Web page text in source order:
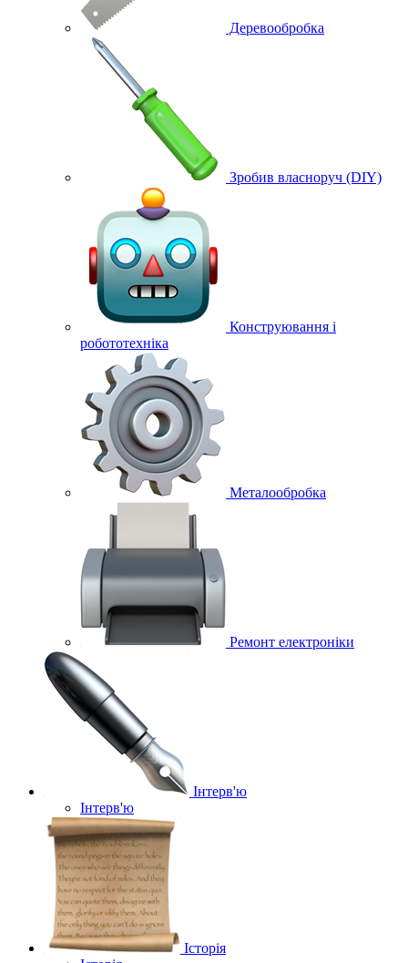
Деревообробка
Зробив власноруч (DIY)
Конструювання і
робототехніка
Металообробка
Ремонт електроніки
Інтерв'ю
Інтерв'ю
Історія